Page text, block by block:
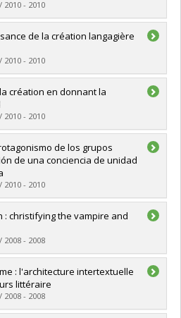
Papyrus
- 2010
Mathilde
Papyrus
de la création langagière
- 2010
Papyrus
création en donnant la
- 2010
Sarah
Papyrus
de los grupos
de una conciencia de unidad
- 2010
Hernán
Papyrus
christifying the vampire and
- 2008
Claude
Papyrus
: l'architecture intertextuelle
littéraire
- 2008